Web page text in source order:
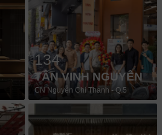
134
TÂN VINH NGUYÊN
CN Nguyễn Chí Thanh - Q.5